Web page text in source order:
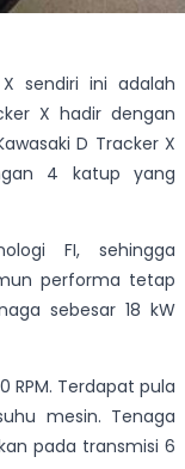
sendiri ini adalah
X hadir dengan
D Tracker X
4 katup yang
FI, sehingga
performa tetap
sebesar 18 kW
RPM. Terdapat pula
mesin. Tenaga
pada transmisi 6